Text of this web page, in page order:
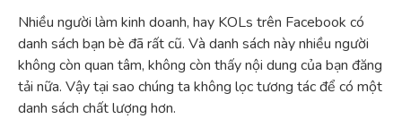
Nhiều người làm kinh doanh, hay KOLs trên Facebook có
danh sách bạn bè đã rất cũ. Và danh sách này nhiều người
không còn quan tâm, không còn thấy nội dung của bạn đăng
tải nữa. Vậy tại sao chúng ta không lọc tương tác để có một
danh sách chất lượng hơn.